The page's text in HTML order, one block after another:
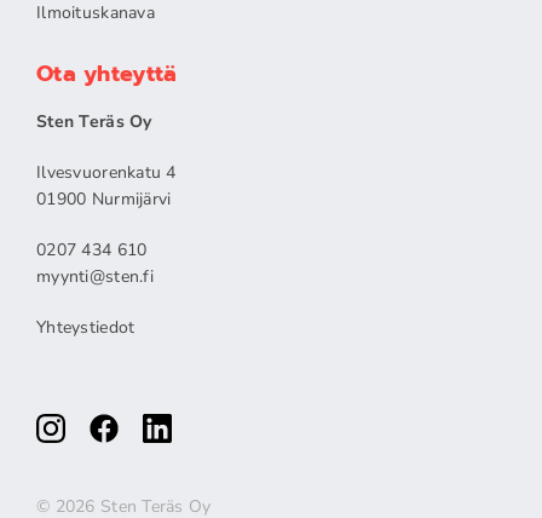
Ilmoituskanava
Ota yhteyttä
Sten Teräs Oy
Ilvesvuorenkatu 4
01900 Nurmijärvi
0207 434 610
myynti@sten.fi
Yhteystiedot
© 2026 Sten Teräs Oy